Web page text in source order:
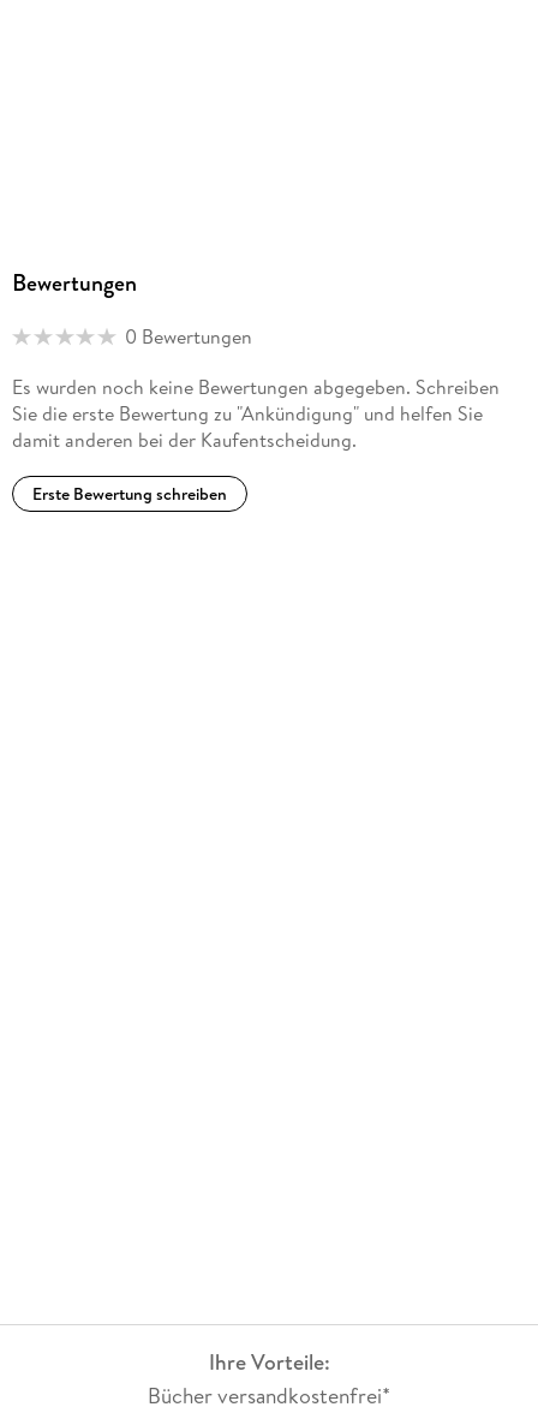
Bewertungen
0 Bewertungen
Es wurden noch keine Bewertungen abgegeben. Schreiben
Sie die erste Bewertung zu "Ankündigung" und helfen Sie
damit anderen bei der Kaufentscheidung.
Erste Bewertung schreiben
Ihre Vorteile:
Bücher versandkostenfrei*